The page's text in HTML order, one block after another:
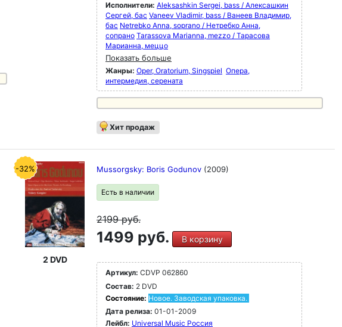
Исполнители: Aleksashkin Sergei, bass / Алексашкин
Сергей, бас Vaneev Vladimir, bass / Ванеев Владимир,
бас Netrebko Anna, soprano / Нетребко Анна,
сопрано Tarassova Marianna, mezzo / Тарасова
Марианна, меццо
Показать больше
Жанры: Oper, Oratorium, Singspiel Опера,
интермедия, серената
Хит продаж
-32%
2 DVD
Mussorgsky: Boris Godunov (2009)
Есть в наличии
2199руб.
1499 руб. В корзину
Артикул: CDVP 062860
Состав: 2 DVD
Состояние: Новое. Заводская упаковка.
Дата релиза: 01-01-2009
Лейбл: Universal Music Россия